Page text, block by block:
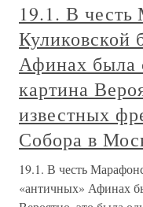
19.1. В
Куликовской
Афинах была
картина
известных
Собора в
19.1. В честь
«античных» Афинах